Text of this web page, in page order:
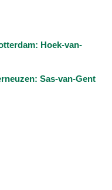
Hoek-van-
Sas-van-Gent